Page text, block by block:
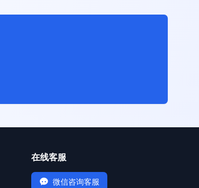
在线客服
微信咨询客服